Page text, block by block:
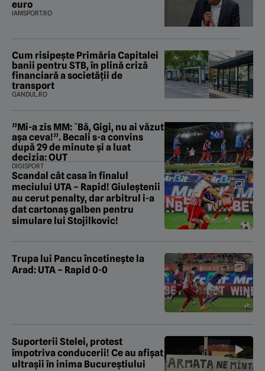
euro
IAMSPORT.RO
Cum risipește Primăria Capitalei
banii pentru STB, în plină criză
financiară a societății de
transport
GANDUL.RO
”Mi-a zis MM: `Bă, Gigi, nu ai văzut
așa ceva!”. Becali s-a convins
după 29 de minute și a luat
decizia: OUT
DIGISPORT
Scandal cât casa în finalul
meciului UTA – Rapid! Giuleștenii
au cerut penalty, dar arbitrul i-a
dat cartonaș galben pentru
simulare lui Stojilkovic!
Trupa lui Pancu încetinește la
Arad: UTA – Rapid 0-0
Suporterii Stelei, protest
împotriva conducerii! Ce au afișat
ultrașii în inima Bucureștiului